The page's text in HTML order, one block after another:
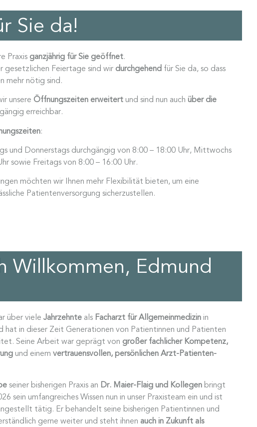
Sie da!
Praxis ganzjährig für Sie geöffnet.
gesetzlichen Feiertage sind wir durchgehend für Sie da, so dass
mehr nötig sind.
unsere Öffnungszeiten erweitert und sind nun auch über die
erreichbar.
:
und Donnerstags durchgängig von 8:00 – 18:00 Uhr, Mittwochs
sowie Freitags von 8:00 – 16:00 Uhr.
möchten wir Ihnen mehr Flexibilität bieten, um eine
Patientenversorgung sicherzustellen.
Willkommen, Edmund
über viele Jahrzehnte als Facharzt für Allgemeinmedizin in
hat in dieser Zeit Generationen von Patientinnen und Patienten
Seine Arbeit war geprägt von großer fachlicher Kompetenz,
und einem vertrauensvollen, persönlichen Arzt-Patienten-
seiner bisherigen Praxis an Dr. Maier-Flaig und Kollegen bringt
sein umfangreiches Wissen nun in unser Praxisteam ein und ist
tätig. Er behandelt seine bisherigen Patientinnen und
gerne weiter und steht ihnen auch in Zukunft als